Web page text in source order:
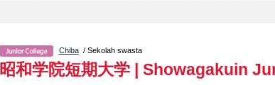
Chiba/ Sekolah swasta
昭和学院短期大学 | Showagakuin